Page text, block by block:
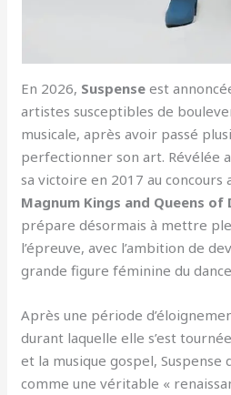
En 2026, Suspense est
artistes susceptibles de
musicale, après avoir passé
perfectionner son art. Révélée
sa victoire en 2017 au concours
Magnum Kings and Queens of
prépare désormais à mettre
l’épreuve, avec l’ambition de
grande figure féminine du
Après une période
durant laquelle elle s’est
et la musique gospel,
comme une véritable «